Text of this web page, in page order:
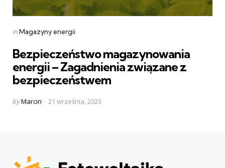
Categories
Posted
inMagazyny energii
Bezpieczeństwo magazynowania
energii – Zagadnienia związane z
bezpieczeństwem
Posted
byMarcin 21 września, 2023